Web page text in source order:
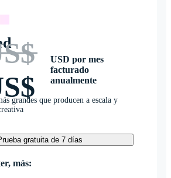
USD por mes
facturado
anualmente
grandes que producen a escala y
gratuita de 7 días
más: